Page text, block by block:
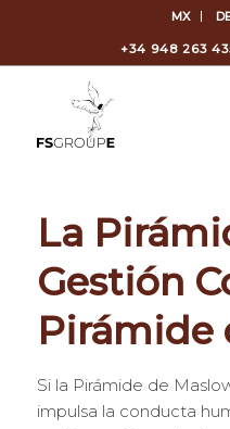
MX
+34 948 263
La
Gestión
Pirámide
Si la Pirámide de
impulsa la conducta